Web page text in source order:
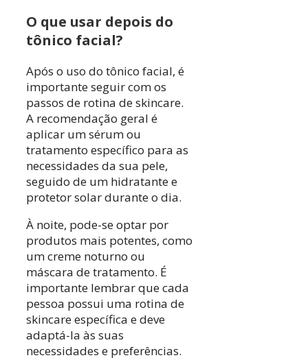
O que usar depois do
tônico facial?
Após o uso do tônico facial, é
importante seguir com os
passos de rotina de skincare.
A recomendação geral é
aplicar um sérum ou
tratamento específico para as
necessidades da sua pele,
seguido de um hidratante e
protetor solar durante o dia.
À noite, pode-se optar por
produtos mais potentes, como
um creme noturno ou
máscara de tratamento. É
importante lembrar que cada
pessoa possui uma rotina de
skincare específica e deve
adaptá-la às suas
necessidades e preferências.